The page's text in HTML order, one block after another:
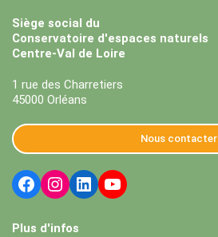
Siège social du
Conservatoire d'espaces naturels
Centre-Val de Loire
1 rue des Charretiers
45000 Orléans
Nous contacter
Plus d'infos